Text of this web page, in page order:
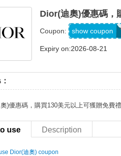
Dior(迪奧)優惠碼，
Coupon: show coupon
Expiry on:2026-08-21
奧)優惠碼，購買130美元以上可獲贈免費
use Description
Dior(迪奧) coupon